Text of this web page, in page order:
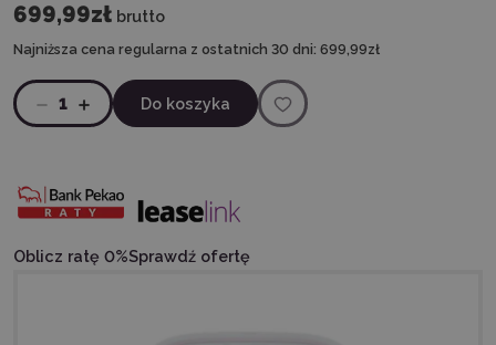
699,99zł brutto
Najniższa cena regularna z ostatnich 30 dni: 699,99zł
1 Do koszyka
Oblicz ratę 0%Sprawdź ofertę